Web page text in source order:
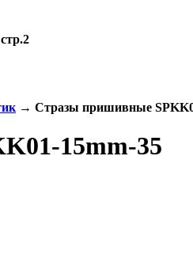
→ Стразы пришивные
15mm-35